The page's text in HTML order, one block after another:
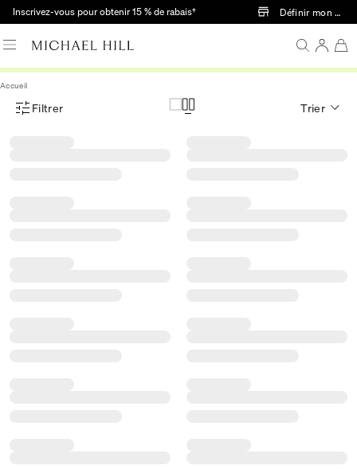
Passer au contenu principal
Inscrivez-vous pour obtenir 15 % de rabais† Définir mon
Accueil
Menu des filtres d'articles
Filtrer Trier